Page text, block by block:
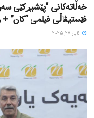
خه‌ڵاته‌کانی “پێشبڕکێی
فێستیڤاڵی فیلمی “کان” +
ئایار 27, 2025